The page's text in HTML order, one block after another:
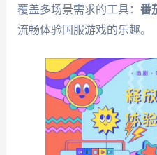
覆盖多场景需求的工具： 番
流畅体验国服游戏的乐趣。